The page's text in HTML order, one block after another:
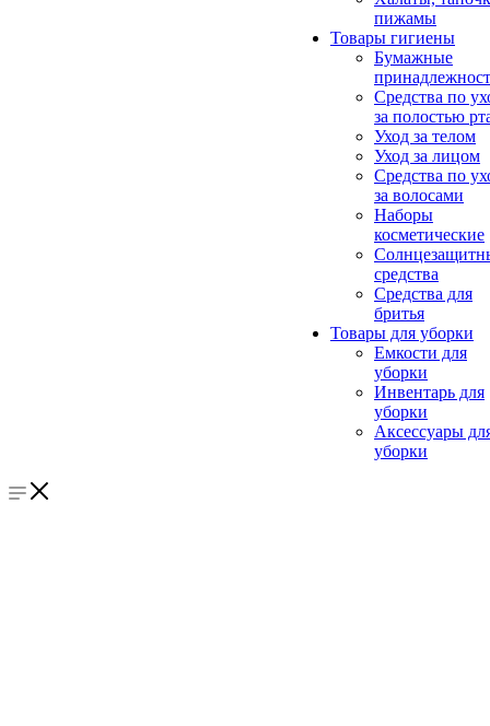
пижамы
Товары гигиены
Бумажные
Средства по
за полостью
Уход за телом
Уход за лицом
Средства по
за волосами
Наборы
косметические
средства
Средства для
бритья
Товары для уборки
Емкости для
уборки
Инвентарь для
уборки
Аксессуары
уборки